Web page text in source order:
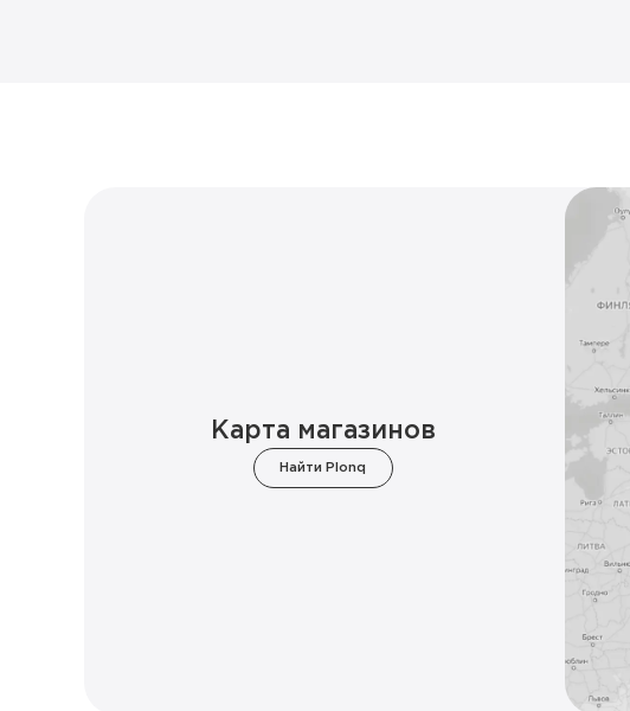
Карта магазинов
Найти Plonq